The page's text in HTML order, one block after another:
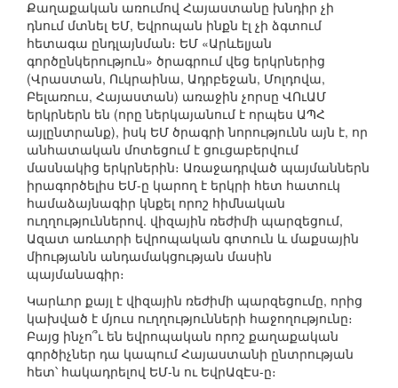
Քաղաքական առումով Հայաստանը խնդիր չի
դնում մտնել ԵՄ, Եվրոպան ինքն էլ չի ձգտում
հետագա ընդլայնման։ ԵՄ «Արևելյան
գործընկերություն» ծրագրում վեց երկրներից
(Վրաստան, Ուկրաինա, Ադրբեջան, Մոլդովա,
Բելառուս, Հայաստան) առաջին չորսը ՎՈւԱՄ
երկրներն են (որը ներկայանում է որպես ԱՊՀ
այլընտրանք), իսկ ԵՄ ծրագրի նորությունն այն է, որ
անհատական մոտեցում է ցուցաբերվում
մասնակից երկրներին։ Առաջադրված պայմաններն
իրագործելիս ԵՄ-ը կարող է երկրի հետ հատուկ
համաձայնագիր կնքել որոշ հիմնական
ուղղություններով. վիզային ռեժիմի պարզեցում,
Ազատ առևտրի եվրոպական գոտուն և մաքսային
միությանն անդամակցության մասին
պայմանագիր։
Կարևոր քայլ է վիզային ռեժիմի պարզեցումը, որից
կախված է մյուս ուղղությունների հաջողությունը։
Բայց ինչո՞ւ են եվրոպական որոշ քաղաքական
գործիչներ դա կապում Հայաստանի ընտրության
հետ՝ հակադրելով ԵՄ-ն ու ԵվրԱզԷս-ը։